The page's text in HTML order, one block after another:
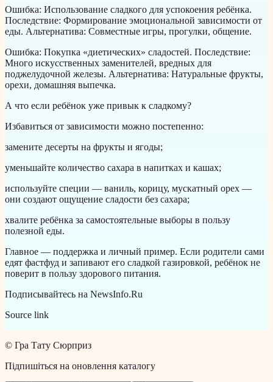
Ошибка: Использование сладкого для успокоения ребёнка.
Последствие: Формирование эмоциональной зависимости от
еды. Альтернатива: Совместные игры, прогулки, общение.
Ошибка: Покупка «диетических» сладостей. Последствие:
Много искусственных заменителей, вредных для
поджелудочной железы. Альтернатива: Натуральные фрукты,
орехи, домашняя выпечка.
А что если ребёнок уже привык к сладкому?
Избавиться от зависимости можно постепенно:
замените десерты на фрукты и ягоды;
уменьшайте количество сахара в напитках и кашах;
используйте специи — ваниль, корицу, мускатный орех —
они создают ощущение сладости без сахара;
хвалите ребёнка за самостоятельные выборы в пользу
полезной еды.
Главное — поддержка и личный пример. Если родители сами
едят фастфуд и запивают его сладкой газировкой, ребёнок не
поверит в пользу здорового питания.
Подписывайтесь на NewsInfo.Ru
Source link
© Гра Тату Сюрприз
Підпишіться на оновлення каталогу